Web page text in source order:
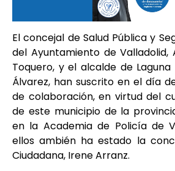
El concejal de Salud Pública y
del Ayuntamiento de Valladolid,
Toquero, y el alcalde de Laguna
Álvarez, han suscrito en el día
de colaboración, en virtud del
de este municipio de la
en la Academia de Policía de
ellos ambién ha estado la
Ciudadana, Irene Arranz.